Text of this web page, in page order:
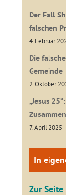
Der Fall
falschen
4. Februar
Die
Gemeinde
2. Oktober
„Jesus
7. April 2025
In
Zur Seite